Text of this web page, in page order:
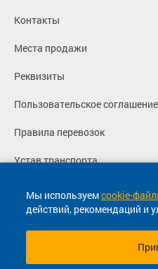
Мы используемcookie-
действий, рекомендаций и
Контакты
Места продажи
Реквизиты
Пользовательское соглашение
Правила перевозок
Устав транспорта
Политика конфиденциальности
Согласие на маркетинговые
© 2013-2026, ООО "Капитал"-